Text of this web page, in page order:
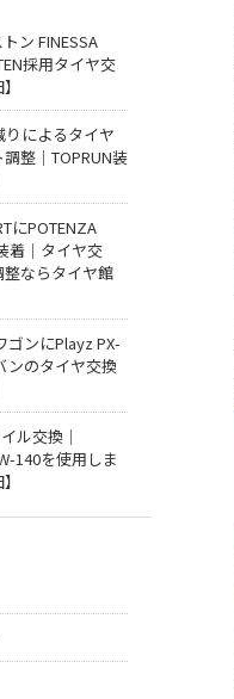
ン FINESSA
採用タイヤ交
りによるタイヤ
整｜TOPRUN装
にPOTENZA
着｜タイヤ交
ならタイヤ館
ゴンにPlayz PX-
のタイヤ交換
ル交換｜
140を使用しま